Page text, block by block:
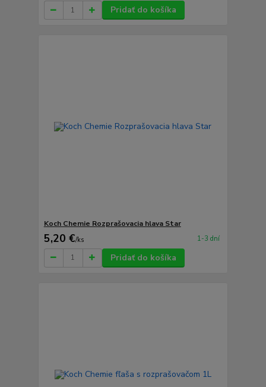
Pridať do košíka
Koch Chemie Rozprašovacia hlava Star
5,20 €/ks 1-3 dní
Pridať do košíka